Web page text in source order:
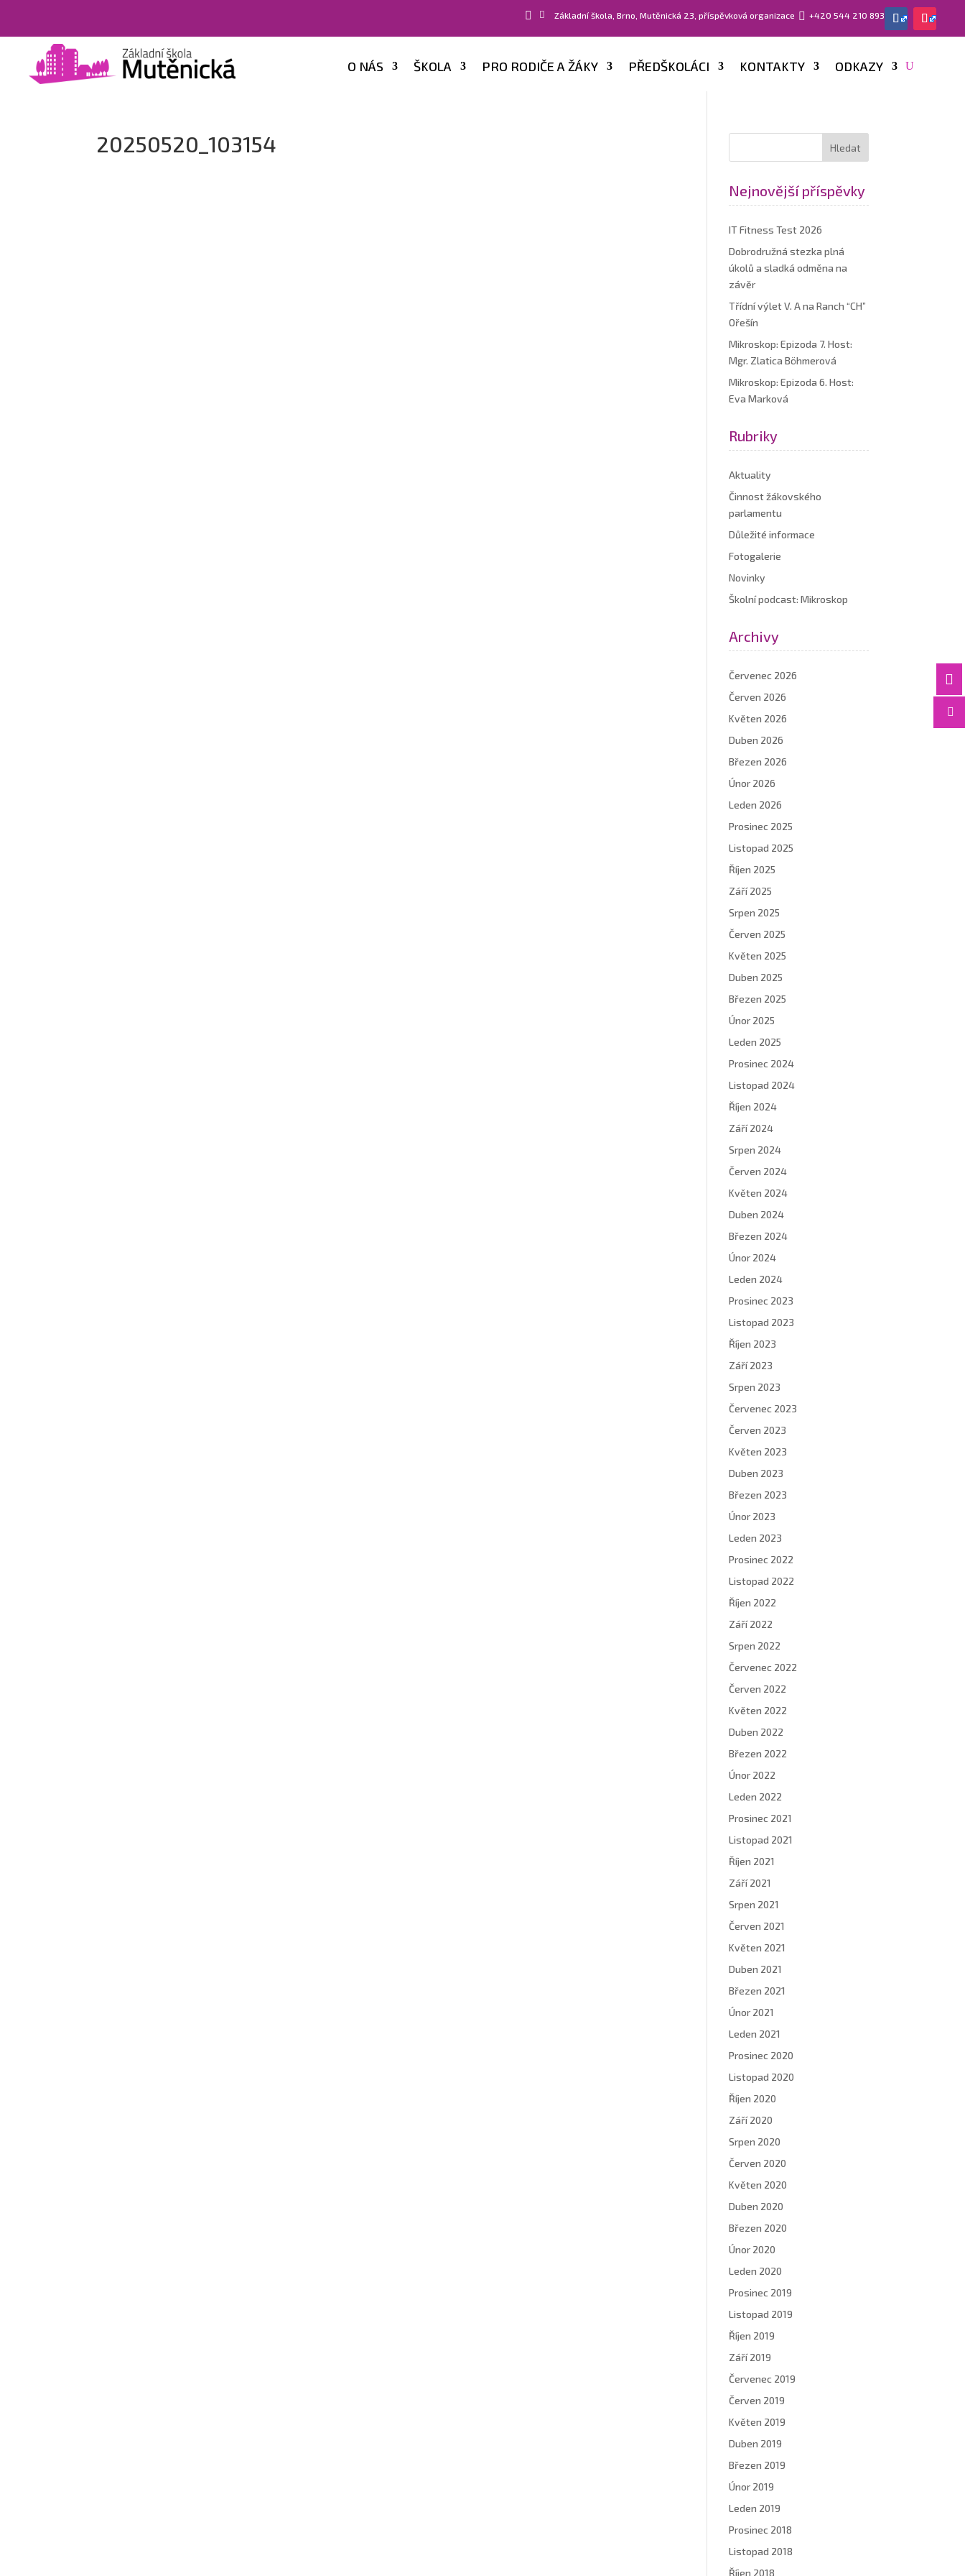
  Základní škola, Brno, Mutěnická 23, příspěvková organizace  +420 544 210 893
O NÁS ŠKOLA PRO RODIČE A ŽÁKY PŘEDŠKOLÁCI KONTAKTY ODKAZY


20250520_103154
Nejnovější příspěvky
IT Fitness Test 2026
Dobrodružná stezka plná
úkolů a sladká odměna na
závěr
Třídní výlet V. A na Ranch “CH”
Ořešín
Mikroskop: Epizoda 7. Host:
Mgr. Zlatica Böhmerová
Mikroskop: Epizoda 6. Host:
Eva Marková
Rubriky
Aktuality
Činnost žákovského
parlamentu
Důležité informace
Fotogalerie
Novinky
Školní podcast: Mikroskop
Archivy
Červenec 2026
Červen 2026
Květen 2026
Duben 2026
Březen 2026
Únor 2026
Leden 2026
Prosinec 2025
Listopad 2025
Říjen 2025
Září 2025
Srpen 2025
Červen 2025
Květen 2025
Duben 2025
Březen 2025
Únor 2025
Leden 2025
Prosinec 2024
Listopad 2024
Říjen 2024
Září 2024
Srpen 2024
Červen 2024
Květen 2024
Duben 2024
Březen 2024
Únor 2024
Leden 2024
Prosinec 2023
Listopad 2023
Říjen 2023
Září 2023
Srpen 2023
Červenec 2023
Červen 2023
Květen 2023
Duben 2023
Březen 2023
Únor 2023
Leden 2023
Prosinec 2022
Listopad 2022
Říjen 2022
Září 2022
Srpen 2022
Červenec 2022
Červen 2022
Květen 2022
Duben 2022
Březen 2022
Únor 2022
Leden 2022
Prosinec 2021
Listopad 2021
Říjen 2021
Září 2021
Srpen 2021
Červen 2021
Květen 2021
Duben 2021
Březen 2021
Únor 2021
Leden 2021
Prosinec 2020
Listopad 2020
Říjen 2020
Září 2020
Srpen 2020
Červen 2020
Květen 2020
Duben 2020
Březen 2020
Únor 2020
Leden 2020
Prosinec 2019
Listopad 2019
Říjen 2019
Září 2019
Červenec 2019
Červen 2019
Květen 2019
Duben 2019
Březen 2019
Únor 2019
Leden 2019
Prosinec 2018
Listopad 2018
Říjen 2018